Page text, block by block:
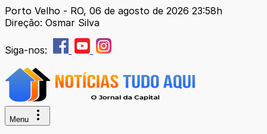
Porto Velho - RO, 06 de agosto de 2026 23:58h
Direção: Osmar Silva
Siga-nos:
Menu